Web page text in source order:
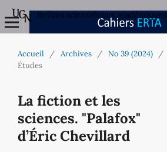
Revues scientifiques académiques
Accueil / Archives / No 39 (2024)
/
Études
La fiction et les
sciences. "Palafox"
d’Éric Chevillard